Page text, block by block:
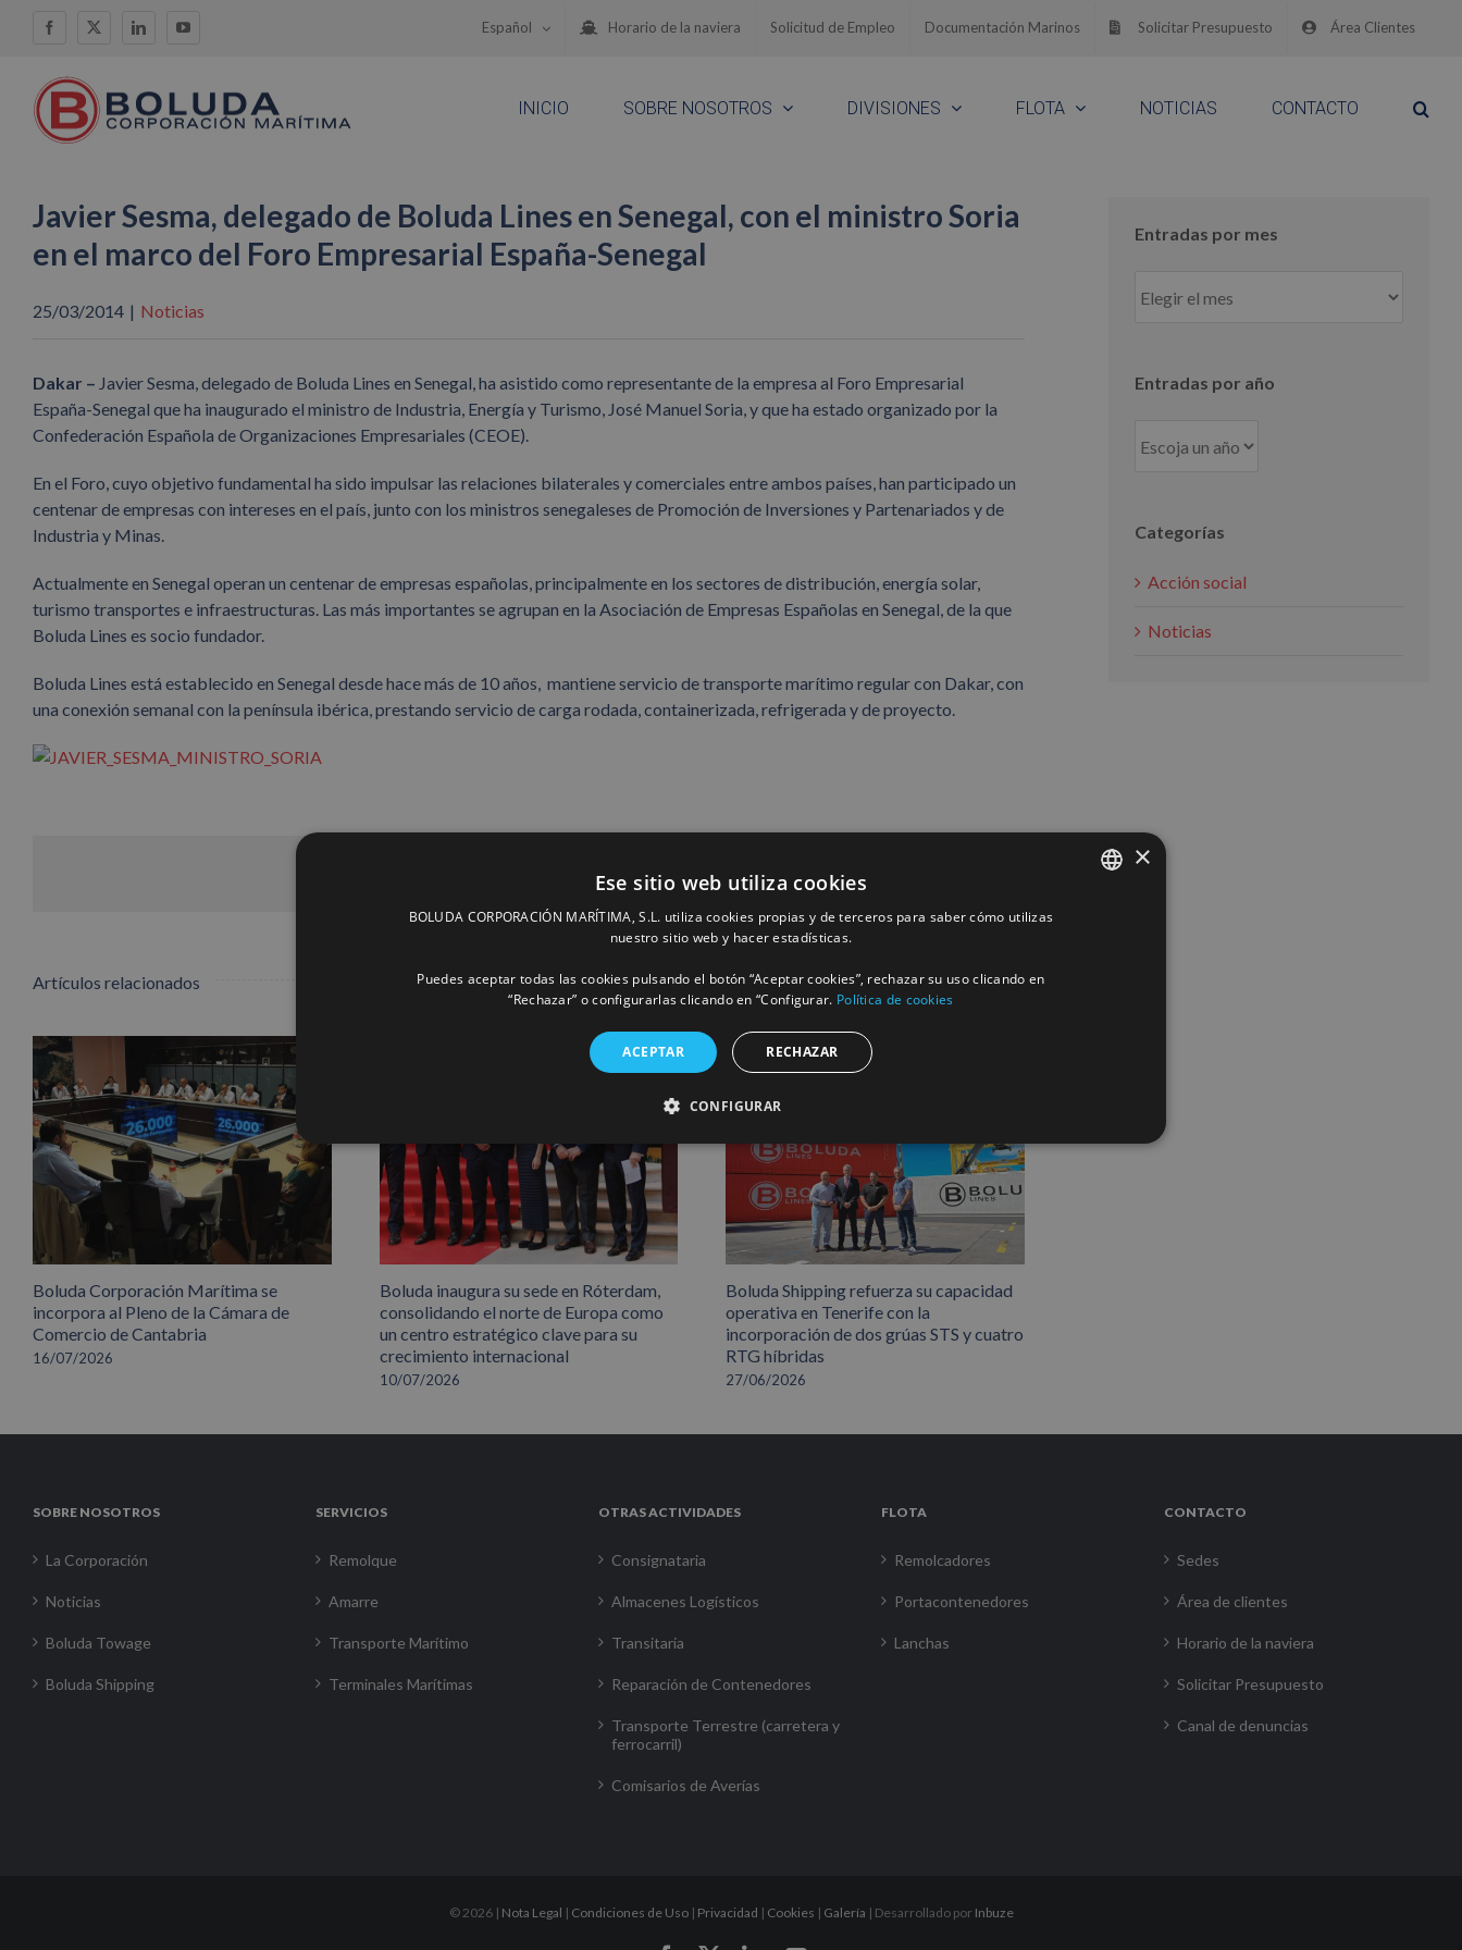
Facebook
X LinkedInYouTube Español Horario de la naviera Solicitud de Empleo Documentación Marinos Solicitar Presupuesto Área Clientes
INICIO SOBRE NOSOTROS DIVISIONES FLOTA NOTICIAS CONTACTO
Javier Sesma, delegado de Boluda Lines en Senegal, con el ministro Soria
en el marco del Foro Empresarial España-Senegal
25/03/2014 | Noticias
Dakar – Javier Sesma, delegado de Boluda Lines en Senegal, ha asistido como representante de la empresa al Foro Empresarial
España-Senegal que ha inaugurado el ministro de Industria, Energía y Turismo, José Manuel Soria, y que ha estado organizado por la
Confederación Española de Organizaciones Empresariales (CEOE).
En el Foro, cuyo objetivo fundamental ha sido impulsar las relaciones bilaterales y comerciales entre ambos países, han participado un
centenar de empresas con intereses en el país, junto con los ministros senegaleses de Promoción de Inversiones y Partenariados y de
Industria y Minas.
Actualmente en Senegal operan un centenar de empresas españolas, principalmente en los sectores de distribución, energía solar,
turismo transportes e infraestructuras. Las más importantes se agrupan en la Asociación de Empresas Españolas en Senegal, de la que
Boluda Lines es socio fundador.
Boluda Lines está establecido en Senegal desde hace más de 10 años, mantiene servicio de transporte marítimo regular con Dakar, con
una conexión semanal con la península ibérica, prestando servicio de carga rodada, containerizada, refrigerada y de proyecto.
Artículos relacionados
Boluda Corporación Marítima se
incorpora al Pleno de la Cámara de
Comercio de Cantabria
16/07/2026
Boluda inaugura su sede en Róterdam,
consolidando el norte de Europa como
un centro estratégico clave para su
crecimiento internacional
10/07/2026
Boluda Shipping refuerza su capacidad
operativa en Tenerife con la
incorporación de dos grúas STS y cuatro
RTG híbridas
27/06/2026
Entradas por mes
por
Entradas por año
Categorías
Acción social
Noticias
SOBRE NOSOTROS
La Corporación
Noticias
Boluda Towage
Boluda Shipping
SERVICIOS
Remolque
Amarre
Transporte Marítimo
Terminales Marítimas
OTRAS ACTIVIDADES
Consignataria
Almacenes Logísticos
Transitaria
Reparación de Contenedores
Transporte Terrestre (carretera y
ferrocarril)
Comisarios de Averías
FLOTA
Remolcadores
Portacontenedores
Lanchas
CONTACTO
Sedes
Área de clientes
Horario de la naviera
Solicitar Presupuesto
Canal de denuncias
©2026 | Nota Legal | Condiciones de Uso| Privacidad | Cookies | Galería | Desarrollado por Inbuze
×
Ese sitio web utiliza cookies
BOLUDA CORPORACIÓN MARÍTIMA, S.L. utiliza cookies propias y de terceros para saber cómo utilizas
nuestro sitio web y hacer estadísticas.
Puedes aceptar todas las cookies pulsando el botón “Aceptar cookies”, rechazar su uso clicando en
“Rechazar” o configurarlas clicando en “Configurar. Política de cookies
ACEPTAR RECHAZAR
CONFIGURAR